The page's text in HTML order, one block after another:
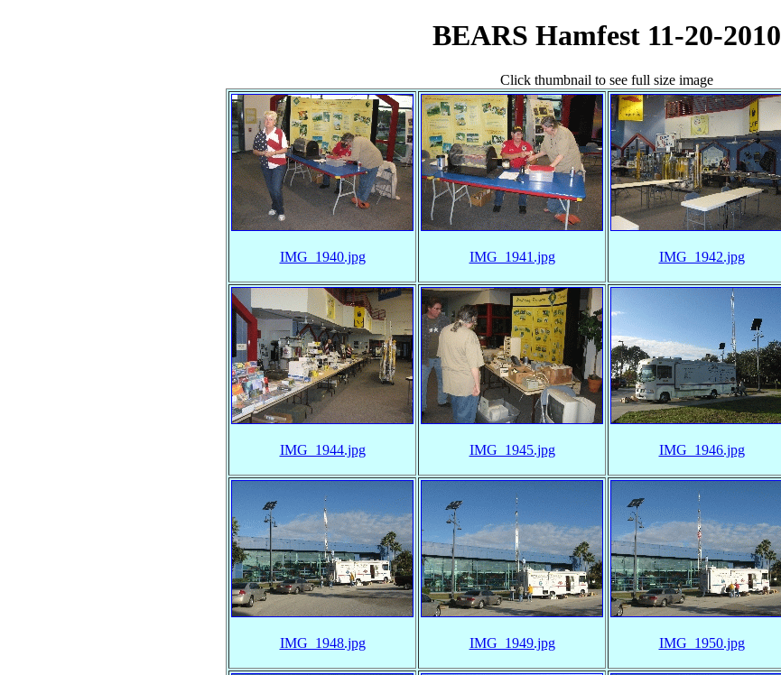
BEARS Hamfest 11-20-2010
Click thumbnail to see full size image
IMG_1940.jpg IMG_1941.jpg IMG_1942.jpg
IMG_1944.jpg IMG_1945.jpg IMG_1946.jpg
IMG_1948.jpg IMG_1949.jpg IMG_1950.jpg